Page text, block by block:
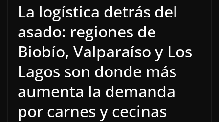
La logística detrás del
asado: regiones de
Biobío, Valparaíso y Los
Lagos son donde más
aumenta la demanda
por carnes y cecinas